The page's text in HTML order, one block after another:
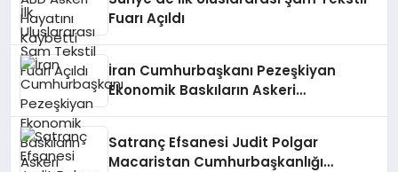
Fuarı Açıldı
İran Cumhurbaşkanı Pezeşkiyan
Ekonomik Baskıların Askeri
Satranç Efsanesi Judit Polgar
Macaristan Cumhurbaşkanlığı